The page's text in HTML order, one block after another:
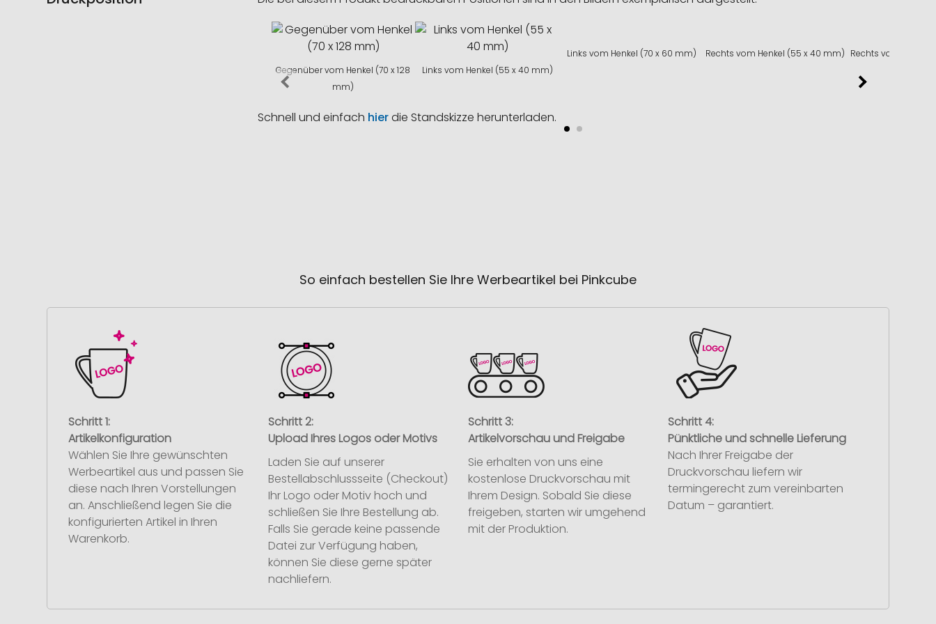
Gegenüber vom Henkel (70 x 128
mm)
Links vom Henkel (55 x 40 mm)
Links vom Henkel (70 x 60 mm) Rechts vom Henkel (55 x 40 mm) Rechts vom Henkel
Schnell und einfach hierdie Standskizze herunterladen.
So einfach bestellen Sie Ihre Werbeartikel bei Pinkcube
Schritt 1:
Artikelkonfiguration
Wählen Sie Ihre gewünschten
Werbeartikel aus und passen Sie
diese nach Ihren Vorstellungen
an. Anschließend legen Sie die
konfigurierten Artikel in Ihren
Warenkorb.
Schritt 2:
Upload Ihres Logos oder Motivs
Laden Sie auf unserer
Bestellabschlussseite (Checkout)
Ihr Logo oder Motiv hoch und
schließen Sie Ihre Bestellung ab.
Falls Sie gerade keine passende
Datei zur Verfügung haben,
können Sie diese gerne später
nachliefern.
Schritt 3:
Artikelvorschau und Freigabe
Sie erhalten von uns eine
kostenlose Druckvorschau mit
Ihrem Design. Sobald Sie diese
freigeben, starten wir umgehend
mit der Produktion.
Schritt 4:
Pünktliche und schnelle Lieferung
Nach Ihrer Freigabe der
Druckvorschau liefern wir
termingerecht zum vereinbarten
Datum – garantiert.